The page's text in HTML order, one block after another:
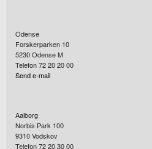
Odense
Forskerparken 10
5230Odense M
Telefon 72 20 20 00
Send e-mail
Aalborg
Norbis Park 100
9310Vodskov
Telefon 72 20 30 00